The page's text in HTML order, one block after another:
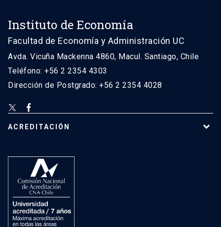
Instituto de Economía
Facultad de Economía y Administración UC
Avda. Vicuña Mackenna 4860, Macul. Santiago, Chile
Teléfono: +56 2 2354 4303
Dirección de Postgrado: +56 2 2354 4028
ACREDITACIÓN